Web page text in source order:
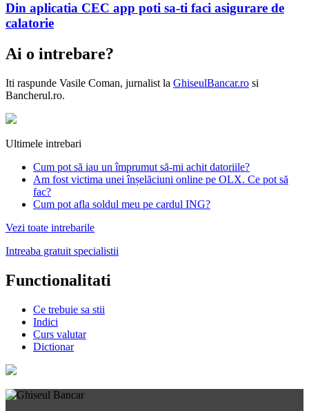
Din aplicatia CEC app poti sa-ti faci asigurare de
calatorie
Ai o intrebare?
Iti raspunde Vasile Coman, jurnalist la GhiseulBancar.ro si
Bancherul.ro.
Ultimele intrebari
Cum pot să iau un împrumut să-mi achit datoriile?
Am fost victima unei înșelăciuni online pe OLX. Ce pot să
fac?
Cum pot afla soldul meu pe cardul ING?
Vezi toate intrebarile
Intreaba gratuit specialistii
Functionalitati
Ce trebuie sa stii
Indici
Curs valutar
Dictionar